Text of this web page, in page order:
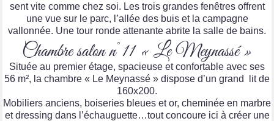
sent vite comme chez soi. Les trois grandes fenêtres offrent
une vue sur le parc, l’allée des buis et la campagne
vallonnée. Une tour ronde attenante abrite la salle de bains.
Chambre salon n°11 « Le Meynassé »
Située au premier étage, spacieuse et confortable avec ses
56 m², la chambre « Le Meynassé » dispose d’un grand lit de
160x200.
Mobiliers anciens, boiseries bleues et or, cheminée en marbre
et dressing dans l’échauguette…tout concoure ici à créer une